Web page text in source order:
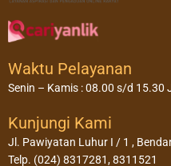
Waktu Pelayanan
Senin – Kamis : 08.00 s/d 15.30
Kunjungi Kami
Jl. Pawiyatan Luhur I / 1 ,
Telp. (024) 8317281, 8311521